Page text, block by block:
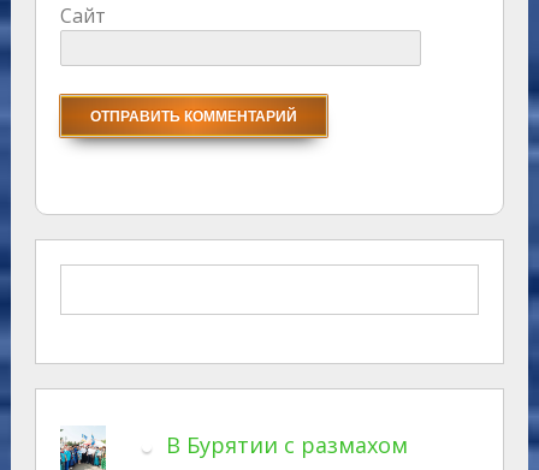
Сайт
В Бурятии с размахом